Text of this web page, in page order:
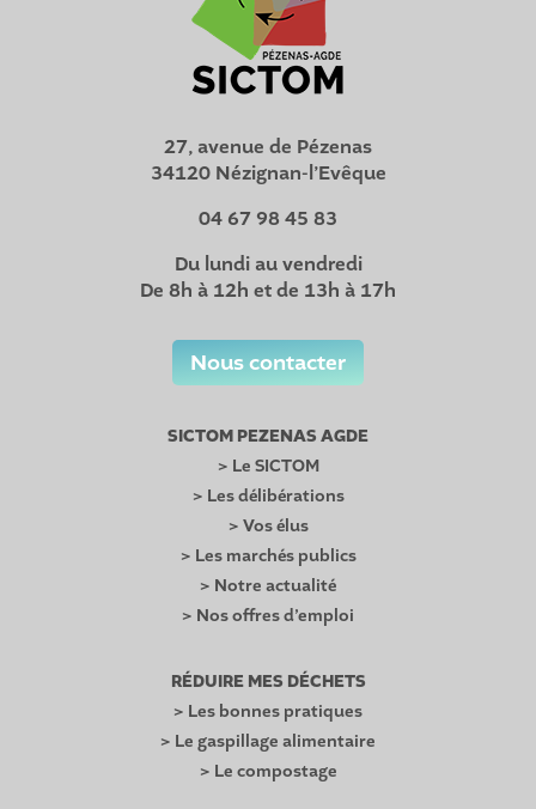
27, avenue de Pézenas
34120 Nézignan-l’Evêque
04 67 98 45 83
Du lundi au vendredi
De 8h à 12h et de 13h à 17h
Nous contacter
SICTOM PEZENAS AGDE
> Le SICTOM
> Les délibérations
> Vos élus
> Les marchés publics
> Notre actualité
> Nos offres d’emploi
RÉDUIRE MES DÉCHETS
> Les bonnes pratiques
> Le gaspillage alimentaire
> Le compostage